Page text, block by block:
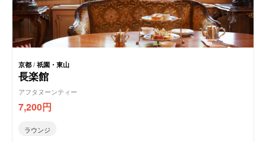
京都/祇園・東山
長楽館
アフタヌーンティー
7,200円
ラウンジ